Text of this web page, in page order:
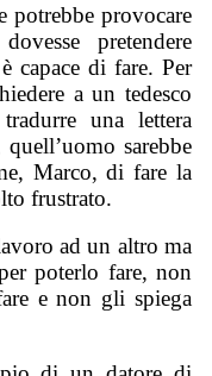
potrebbe provocare
pretendere
capace di fare. Per
a un tedesco
una lettera
sarebbe
Marco, di fare la
frustrato.
ad un altro ma
poterlo fare, non
e non gli spiega